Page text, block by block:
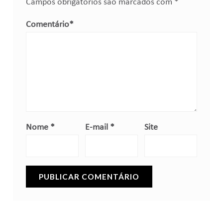
Campos obrigatórios são marcados com *
Comentário*
Nome * E-mail * Site